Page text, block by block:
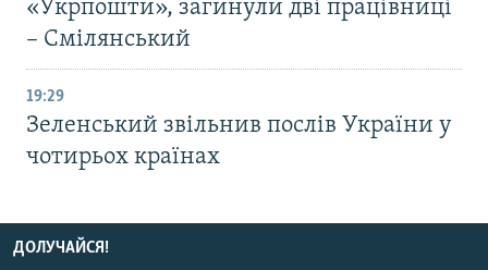
«Укрпошти», загинули дві працівниці
– Смілянський
19:29
Зеленський звільнив послів України у
чотирьох країнах
ДОЛУЧАЙСЯ!